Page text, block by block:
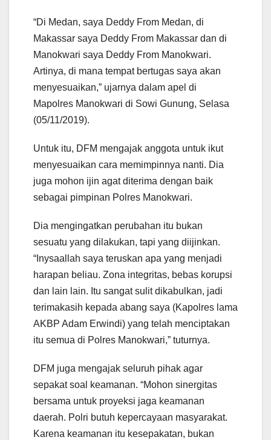
“Di Medan, saya Deddy From Medan, di
Makassar saya Deddy From Makassar dan di
Manokwari saya Deddy From Manokwari.
Artinya, di mana tempat bertugas saya akan
menyesuaikan,” ujarnya dalam apel di
Mapolres Manokwari di Sowi Gunung, Selasa
(05/11/2019).
Untuk itu, DFM mengajak anggota untuk ikut
menyesuaikan cara memimpinnya nanti. Dia
juga mohon ijin agat diterima dengan baik
sebagai pimpinan Polres Manokwari.
Dia mengingatkan perubahan itu bukan
sesuatu yang dilakukan, tapi yang diijinkan.
“Inysaallah saya teruskan apa yang menjadi
harapan beliau. Zona integritas, bebas korupsi
dan lain lain. Itu sangat sulit dikabulkan, jadi
terimakasih kepada abang saya (Kapolres lama
AKBP Adam Erwindi) yang telah menciptakan
itu semua di Polres Manokwari,” tuturnya.
DFM juga mengajak seluruh pihak agar
sepakat soal keamanan. “Mohon sinergitas
bersama untuk proyeksi jaga keamanan
daerah. Polri butuh kepercayaan masyarakat.
Karena keamanan itu kesepakatan, bukan